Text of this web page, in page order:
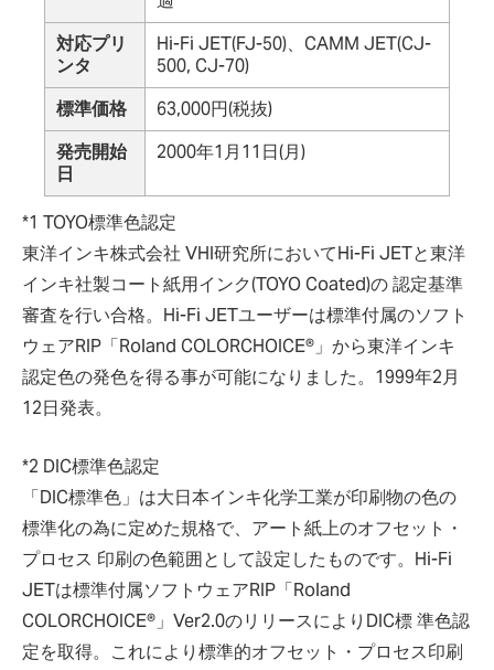
対応プリ
ンタ
Hi-Fi JET(FJ-50)、CAMM JET(CJ-
500, CJ-70)
標準価格
63,000円(税抜)
発売開始
日
2000年1月11日(月)
*1 TOYO標準色認定
東洋インキ株式会社 VHI研究所においてHi-Fi JETと東洋
インキ社製コート紙用インク(TOYO Coated)の 認定基準
審査を行い合格。Hi-Fi JETユーザーは標準付属のソフト
ウェアRIP「Roland COLORCHOICE®」から東洋インキ
認定色の発色を得る事が可能になりました。1999年2月
12日発表。
*2 DIC標準色認定
「DIC標準色」は大日本インキ化学工業が印刷物の色の
標準化の為に定めた規格で、アート紙上のオフセット・
プロセス 印刷の色範囲として設定したものです。Hi-Fi
JETは標準付属ソフトウェアRIP「Roland
COLORCHOICE®」Ver2.0のリリースによりDIC標 準色認
定を取得。これにより標準的オフセット・プロセス印刷